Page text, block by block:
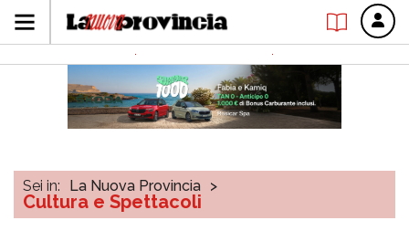
Sei in: La Nuova Provincia >
Cultura e Spettacoli